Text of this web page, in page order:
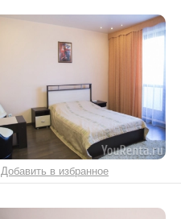
Добавить в избранное